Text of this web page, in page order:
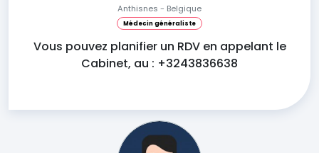
Anthisnes - Belgique
Médecin généraliste
Vous pouvez planifier un RDV en appelant le
Cabinet, au : +3243836638